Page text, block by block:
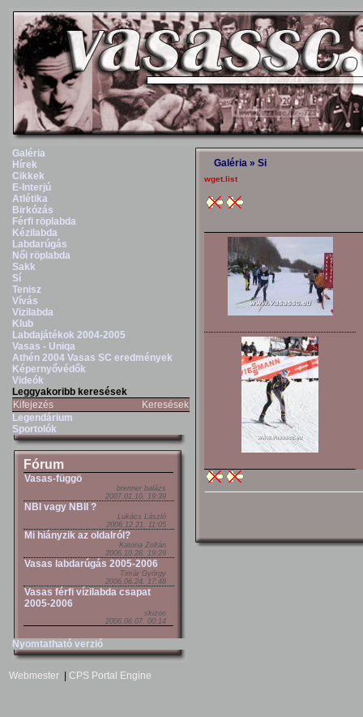
Galéria
Hírek
Cikkek
E-Interjú
Atlétika
Birkózás
Férfi röplabda
Kézilabda
Labdarúgás
Női röplabda
Sakk
Sí
Tenisz
Vívás
Vizilabda
Klub
Labdajátékok 2004-2005
Vasas - Uniqa
Athén 2004 Vasas SC eredmények
Képernyővédők
Videók
Leggyakoribb keresések
Kifejezés
Keresések
Legendárium
Sportolók
Fórum
Vasas-függö
brenner balázs
2007.01.10. 19:39
NBI vagy NBII ?
Lukács László
2006.12.21. 11:05
Mi hiányzik az oldalról?
Katona Zoltán
2006.10.28. 19:29
Vasas labdarúgás 2005-2006
Timár György
2006.06.24. 17:48
Vasas férfi vízilabda csapat
2005-2006
skizoo
2006.06.07. 00:14
Nyomtatható verzió
Galéria » Si
wget.list
Webmester CPS Portal Engine